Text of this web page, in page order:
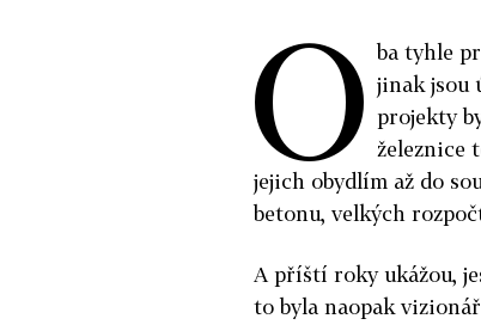
O ba tyhle
jinak jsou
projekty
železnice
jejich obydlím až do
betonu, velkých
A příští roky ukážou,
to byla naopak